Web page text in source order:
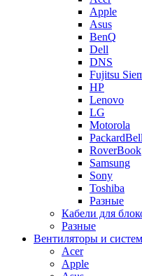
Apple
Asus
BenQ
Dell
DNS
Fujitsu
HP
Lenovo
LG
Motorola
PackardBell
RoverBook
Samsung
Sony
Toshiba
Разные
Кабели для
Разные
Вентиляторы и
Acer
Apple